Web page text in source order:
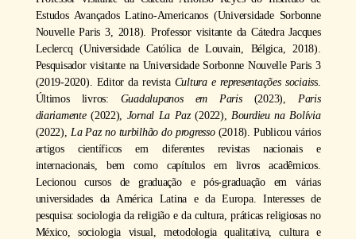
Estudos Avançados Latino-Americanos (Universidade Sorbonne
Nouvelle Paris 3, 2018). Professor visitante da Cátedra Jacques
Leclercq (Universidade Católica de Louvain, Bélgica, 2018).
Pesquisador visitante na Universidade Sorbonne Nouvelle Paris 3
(2019-2020). Editor da revista Cultura e representações sociaiss.
Últimos livros: Guadalupanos em Paris(2023), Paris
diariamente(2022), Jornal La Paz(2022), Bourdieu na Bolívia
(2022), La Paz no turbilhão do progresso(2018). Publicou vários
artigos científicos em diferentes revistas nacionais e
internacionais, bem como capítulos em livros acadêmicos.
Lecionou cursos de graduação e pós-graduação em várias
universidades da América Latina e da Europa. Interesses de
pesquisa: sociologia da religião e da cultura, práticas religiosas no
México, sociologia visual, metodologia qualitativa, cultura e